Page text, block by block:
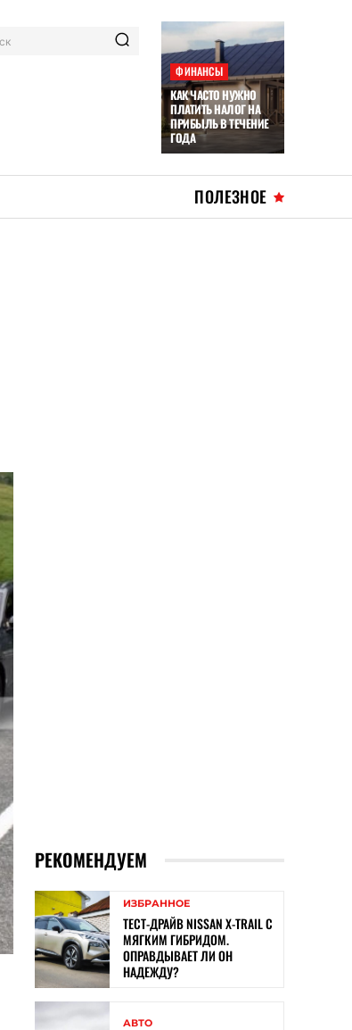
ФИНАНСЫ
КАК ЧАСТО НУЖНО
ПЛАТИТЬ НАЛОГ НА
ПРИБЫЛЬ В ТЕЧЕНИЕ
ГОДА
ПОЛЕЗНОЕ
РЕКОМЕНДУЕМ
ИЗБРАННОЕ
ТЕСТ-ДРАЙВ NISSAN X-TRAIL С
МЯГКИМ ГИБРИДОМ.
ОПРАВДЫВАЕТ ЛИ ОН
НАДЕЖДУ?
АВТО